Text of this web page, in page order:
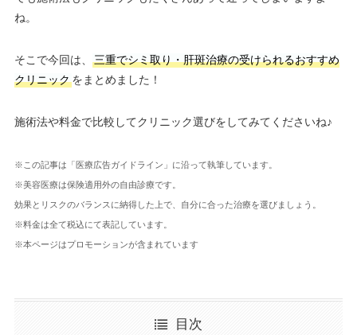
ね。
そこで今回は、
三重でシミ取り・肝斑治療の受けられるおすすめ
クリニックをまとめました！
施術法や料金で比較してクリニック選びをしてみてくださいね♪
※この記事は「医療広告ガイドライン」に沿って執筆しています。
※美容医療は保険適用外の自由診療です。
効果とリスクのバランスに納得した上で、自分に合った治療を選びましょう。
※料金は全て税込にて表記しています。
※本ページはプロモーションが含まれています
目次